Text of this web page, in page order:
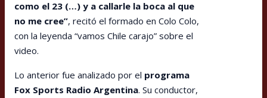
como el 23 (…) y a callarle la boca al que
no me cree”, recitó el formado en Colo Colo,
con la leyenda “vamos Chile carajo” sobre el
video.
Lo anterior fue analizado por el programa
Fox Sports Radio Argentina. Su conductor,